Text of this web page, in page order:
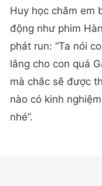
Huy học chăm em
động như phim
phát run: “Ta nói
lắng cho con quá
mà chắc sẽ được
nào có kinh
nhé”.